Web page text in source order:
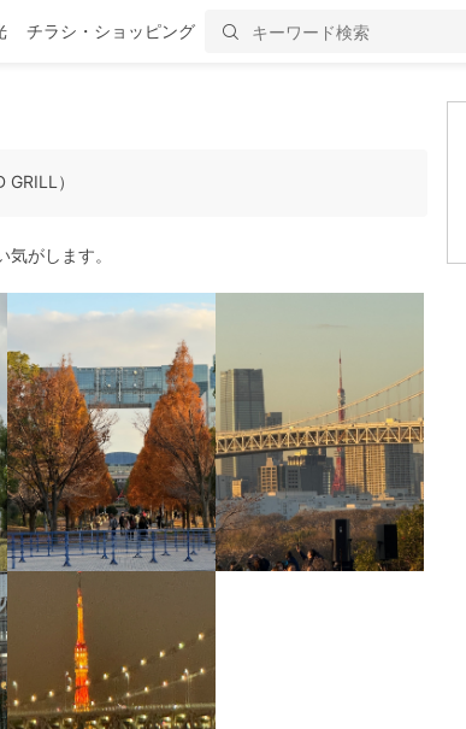
チラシ・ショッピング
）
がします。